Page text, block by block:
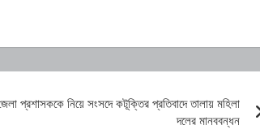
প্রশাসককে নিয়ে সংসদে কটূক্তির প্রতিবাদে তালায় মহিলা
দলের মানববন্ধন